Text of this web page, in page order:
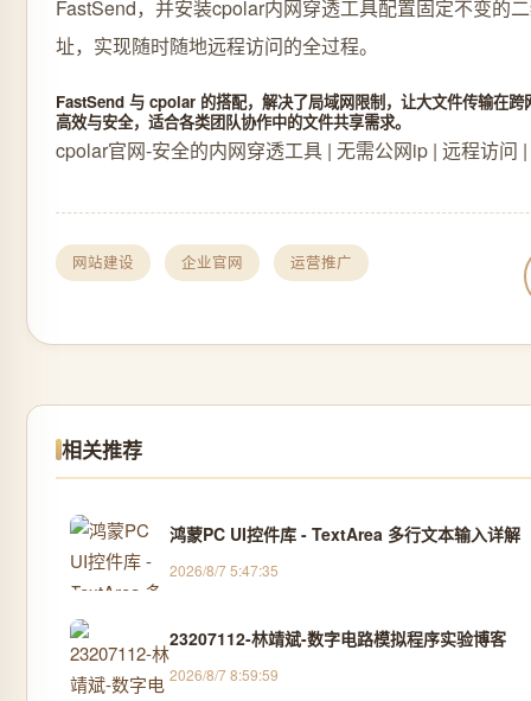
FastSend，并安装cpolar内网穿透工具配置固定不变的
址，实现随时随地远程访问的全过程。
FastSend 与 cpolar 的搭配，解决了局域网限制，让大文件传输在跨
高效与安全，适合各类团队协作中的文件共享需求。
cpolar官网-安全的内网穿透工具 | 无需公网ip | 远程访问
网站建设 企业官网 运营推广
相关推荐
鸿蒙PC UI控件库 - TextArea 多行文本输入详解
2026/8/7 5:47:35
23207112-林靖斌-数字电路模拟程序实验博客
2026/8/7 8:59:59